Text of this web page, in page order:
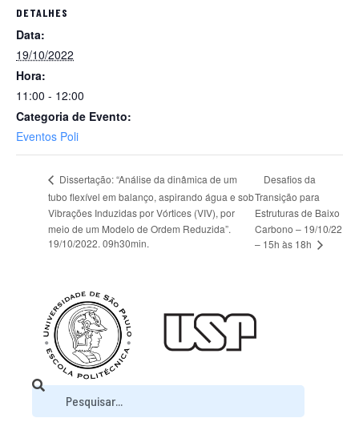
DETALHES
Data:
19/10/2022
Hora:
11:00 - 12:00
Categoria de Evento:
Eventos Poli
Dissertação: “Análise da dinâmica de um
tubo flexível em balanço, aspirando água e sob
Vibrações Induzidas por Vórtices (VIV), por
meio de um Modelo de Ordem Reduzida”.
19/10/2022. 09h30min.
Desafios da
Transição para
Estruturas de Baixo
Carbono – 19/10/22
– 15h às 18h